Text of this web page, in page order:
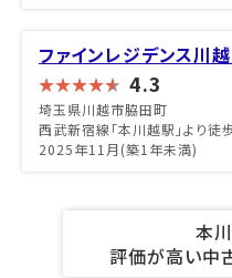
ファインレジデンス川
4.3
埼玉県川越市脇田町
西武新宿線「本川越駅」より徒
2025年11月(築1年未満)
本
評価が高い中